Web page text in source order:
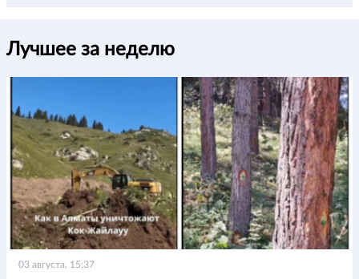
Лучшее за неделю
03 августа, 15:37